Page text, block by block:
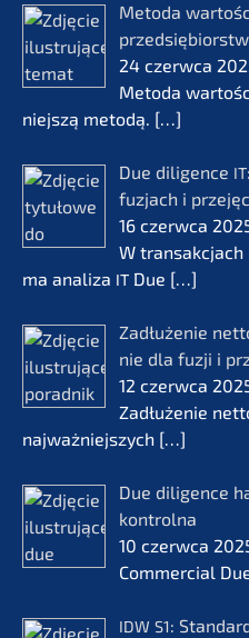
Metoda
24 czerw­ca
Metoda
nie­js­zą metodą. […]
Due diligence IT
fuzjach i
16 czerw­ca
W transak­c­jach
ma anali­za IT Due […]
Zadłuże­nie
nie dla fuzji i
12 czerw­ca
Zadłuże­nie
najważ­nie­js­zych […]
Due diligence
kontrol­na
10 czerw­ca
Commer­cial
IDW S1: